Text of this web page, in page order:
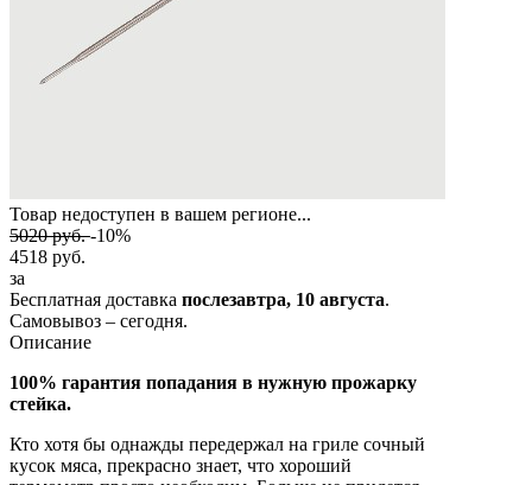
Товар недоступен в вашем регионе...
5020руб.-10%
4518 руб.
за
Бесплатная доставка послезавтра, 10 августа.
Самовывоз – сегодня.
Описание
100% гарантия попадания в нужную прожарку
стейка.
Кто хотя бы однажды передержал на гриле сочный
кусок мяса, прекрасно знает, что хороший